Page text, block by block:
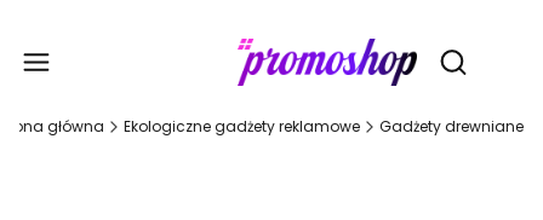
Otwórz
główna Ekologiczne gadżety reklamowe Gadżety drewniane